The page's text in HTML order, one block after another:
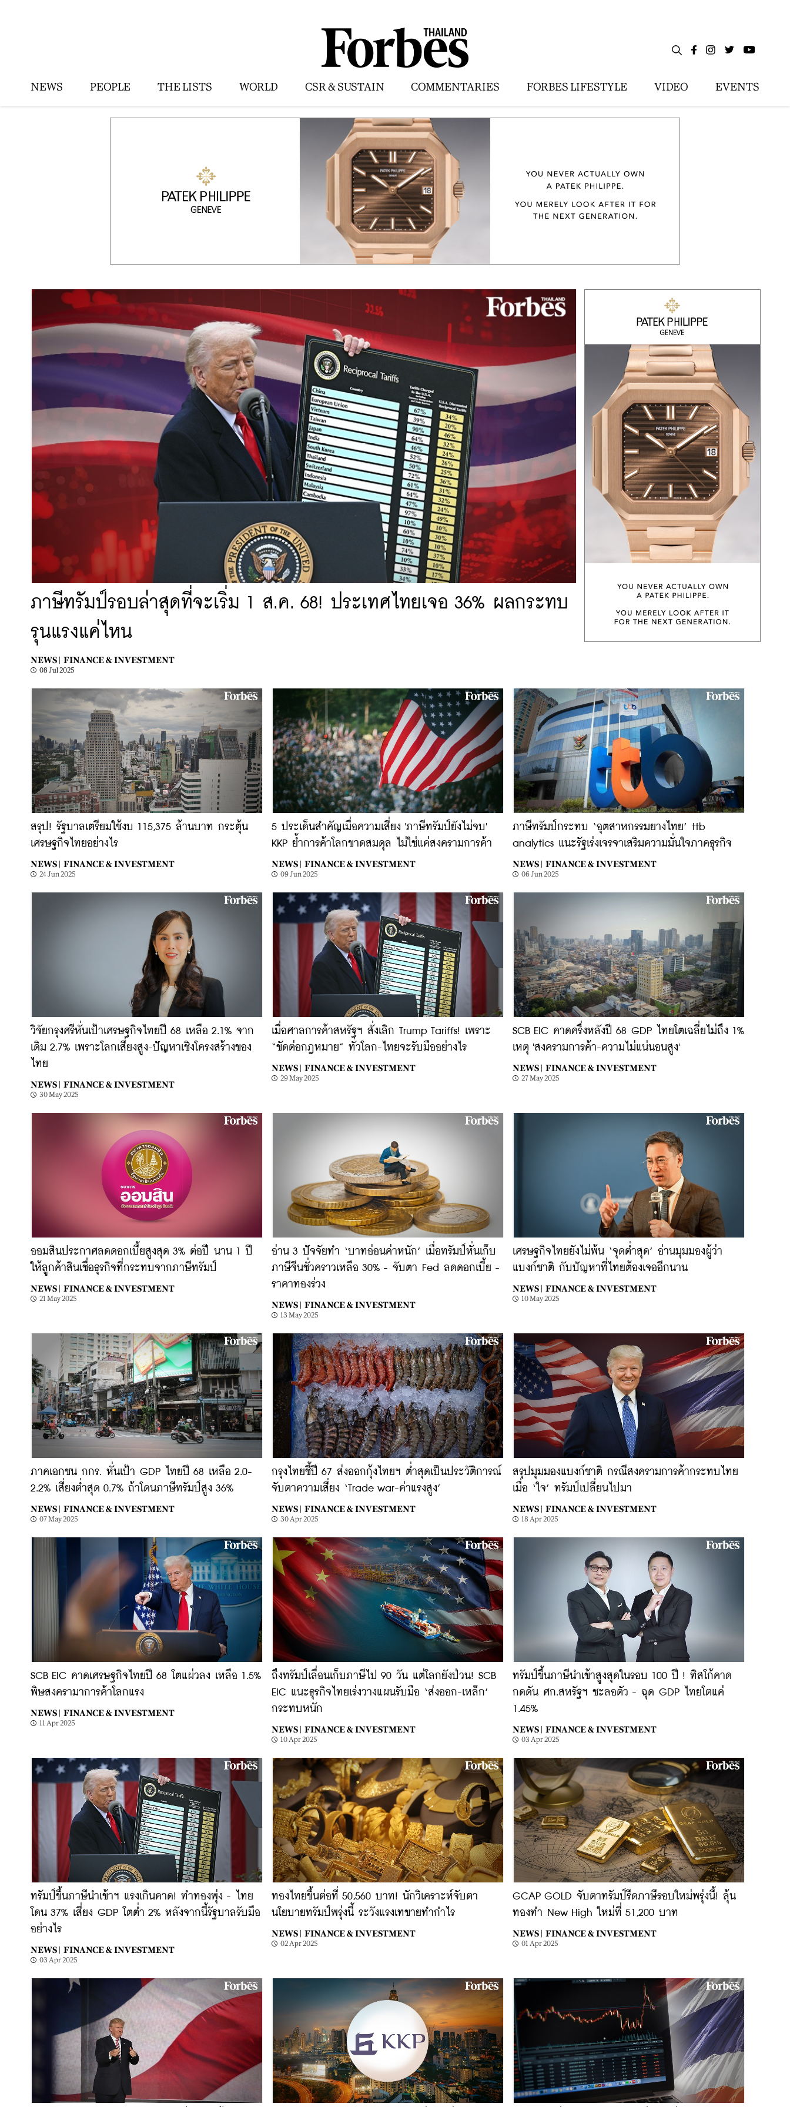
NEWS PEOPLE THE LISTS WORLD CSR & SUSTAIN COMMENTARIES FORBES LIFESTYLE VIDEO EVENTS
ภาษีทรัมป์รอบล่าสุดที่จะเริ่ม 1 ส.ค. 68! ประเทศไทยเจอ 36% ผลกระทบ
รุนแรงแค่ไหน
NEWS | FINANCE & INVESTMENT
08 Jul 2025
สรุป! รัฐบาลเตรียมใช้งบ 115,375 ล้านบาท กระตุ้น
เศรษฐกิจไทยอย่างไร
NEWS | FINANCE & INVESTMENT
24 Jun 2025
5 ประเด็นสำคัญเมื่อความเสี่ยง 'ภาษีทรัมป์ยังไม่จบ'
KKP ย้ำการค้าโลกขาดสมดุล ไม่ใช่แค่สงครามการค้า
NEWS | FINANCE & INVESTMENT
09 Jun 2025
ภาษีทรัมป์กระทบ ‘อุตสาหกรรมยางไทย’ ttb
analytics แนะรัฐเร่งเจรจาเสริมความมั่นใจภาคธุรกิจ
NEWS | FINANCE & INVESTMENT
06 Jun 2025
วิจัยกรุงศรีหั่นเป้าเศรษฐกิจไทยปี 68 เหลือ 2.1% จาก
เดิม 2.7% เพราะโลกเสี่ยงสูง-ปัญหาเชิงโครงสร้างของ
ไทย
NEWS | FINANCE & INVESTMENT
30 May 2025
เมื่อศาลการค้าสหรัฐฯ สั่งเลิก Trump Tariffs! เพราะ
“ขัดต่อกฎหมาย” ทั่วโลก-ไทยจะรับมืออย่างไร
NEWS | FINANCE & INVESTMENT
29 May 2025
SCB EIC คาดครึ่งหลังปี 68 GDP ไทยโตเฉลี่ยไม่ถึง 1%
เหตุ 'สงครามการค้า-ความไม่แน่นอนสูง'
NEWS | FINANCE & INVESTMENT
27 May 2025
ออมสินประกาศลดดอกเบี้ยสูงสุด 3% ต่อปี นาน 1 ปี
ให้ลูกค้าสินเชื่อธุรกิจที่กระทบจากภาษีทรัมป์
NEWS | FINANCE & INVESTMENT
21 May 2025
อ่าน 3 ปัจจัยทำ ‘บาทอ่อนค่าหนัก’ เมื่อทรัมป์หั่นเก็บ
ภาษีจีนชั่วคราวเหลือ 30% - จับตา Fed ลดดอกเบี้ย -
ราคาทองร่วง
NEWS | FINANCE & INVESTMENT
13 May 2025
เศรษฐกิจไทยยังไม่พ้น ‘จุดต่ำสุด’ อ่านมุมมองผู้ว่า
แบงก์ชาติ กับปัญหาที่ไทยต้องเจออีกนาน
NEWS | FINANCE & INVESTMENT
10 May 2025
ภาคเอกชน กกร. หั่นเป้า GDP ไทยปี 68 เหลือ 2.0-
2.2% เสี่ยงต่ำสุด 0.7% ถ้าโดนภาษีทรัมป์สูง 36%
NEWS | FINANCE & INVESTMENT
07 May 2025
กรุงไทยชี้ปี 67 ส่งออกกุ้งไทยฯ ต่ำสุดเป็นประวัติการณ์
จับตาความเสี่ยง ‘Trade war-ค่าแรงสูง’
NEWS | FINANCE & INVESTMENT
30 Apr 2025
สรุปมุมมองแบงก์ชาติ กรณีสงครามการค้ากระทบไทย
เมื่อ ‘ใจ’ ทรัมป์เปลี่ยนไปมา
NEWS | FINANCE & INVESTMENT
18 Apr 2025
SCB EIC คาดเศรษฐกิจไทยปี 68 โตแผ่วลง เหลือ 1.5%
พิษสงครามาการค้าโลกแรง
NEWS | FINANCE & INVESTMENT
11 Apr 2025
ถึงทรัมป์เลื่อนเก็บภาษีไป 90 วัน แต่โลกยังป่วน! SCB
EIC แนะธุรกิจไทยเร่งวางแผนรับมือ ‘ส่งออก-เหล็ก’
กระทบหนัก
NEWS | FINANCE & INVESTMENT
10 Apr 2025
ทรัมป์ขึ้นภาษีนำเข้าสูงสุดในรอบ 100 ปี ! ทิสโก้คาด
กดดัน ศก.สหรัฐฯ ชะลอตัว - ฉุด GDP ไทยโตแค่
1.45%
NEWS | FINANCE & INVESTMENT
03 Apr 2025
ทรัมป์ขึ้นภาษีนำเข้าฯ แรงเกินคาด! ทำทองพุ่ง - ไทย
โดน 37% เสี่ยง GDP โตต่ำ 2% หลังจากนี้รัฐบาลรับมือ
อย่างไร
NEWS | FINANCE & INVESTMENT
03 Apr 2025
ทองไทยขึ้นต่อที่ 50,560 บาท! นักวิเคราะห์จับตา
นโยบายทรัมป์พรุ่งนี้ ระวังแรงเทขายทำกำไร
NEWS | FINANCE & INVESTMENT
02 Apr 2025
GCAP GOLD จับตาทรัมป์รีดภาษีรอบใหม่พรุ่งนี้! ลุ้น
ทองทำ New High ใหม่ที่ 51,200 บาท
NEWS | FINANCE & INVESTMENT
01 Apr 2025